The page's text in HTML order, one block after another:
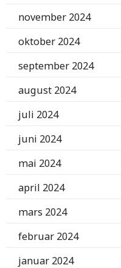
november 2024
oktober 2024
september 2024
august 2024
juli 2024
juni 2024
mai 2024
april 2024
mars 2024
februar 2024
januar 2024